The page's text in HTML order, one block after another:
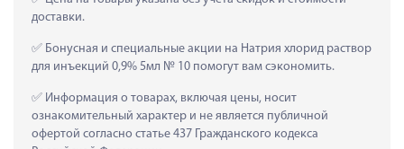
доставки.
Бонусная и специальные акции на Натрия хлорид раствор
для инъекций 0,9% 5мл № 10 помогут вам сэкономить.
Информация о товарах, включая цены, носит
ознакомительный характер и не является публичной
офертой согласно статье 437 Гражданского кодекса